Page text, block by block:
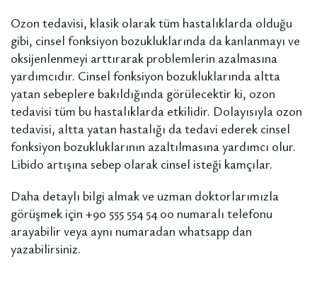
Ozon tedavisi, klasik olarak tüm hastalıklarda olduğu
gibi, cinsel fonksiyon bozukluklarında da kanlanmayı ve
oksijenlenmeyi arttırarak problemlerin azalmasına
yardımcıdır. Cinsel fonksiyon bozukluklarında altta
yatan sebeplere bakıldığında görülecektir ki, ozon
tedavisi tüm bu hastalıklarda etkilidir. Dolayısıyla ozon
tedavisi, altta yatan hastalığı da tedavi ederek cinsel
fonksiyon bozukluklarının azaltılmasına yardımcı olur.
Libido artışına sebep olarak cinsel isteği kamçılar.
Daha detaylı bilgi almak ve uzman doktorlarımızla
görüşmek için +90 555 554 54 00 numaralı telefonu
arayabilir veya aynı numaradan whatsapp dan
yazabilirsiniz.